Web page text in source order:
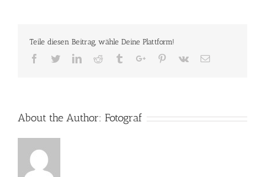
Teile diesen Beitrag, wähle Deine Plattform!
Facebook
TwitterLinkedinReddit TumblrGoogle+Pinterest
Vk Email
About the Author: Fotograf